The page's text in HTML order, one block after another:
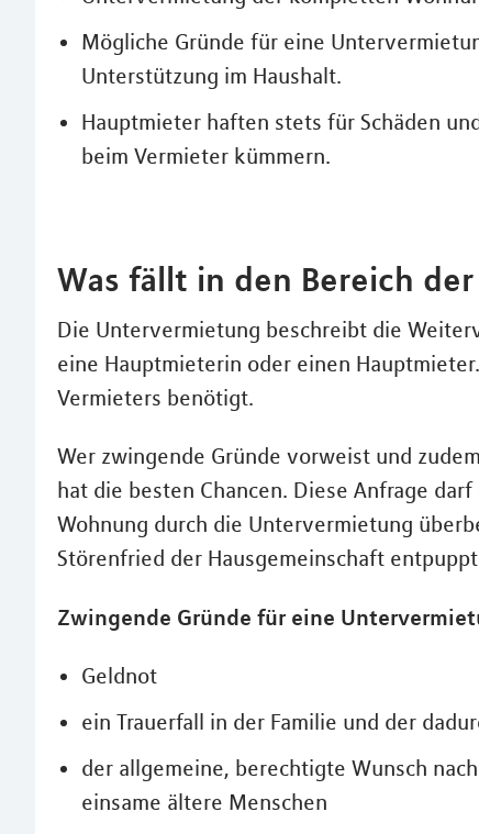
Mögliche Gründe für eine
Unterstützung im Haushalt.
Hauptmieter haften stets für Schäden
beim Vermieter kümmern.
Was fällt in den Bereich
Die Untervermietung beschreibt die
eine Hauptmieterin oder einen
Vermieters benötigt.
Wer zwingende Gründe vorweist und
hat die besten Chancen. Diese Anfrage
Wohnung durch die Untervermietung
Störenfried der Hausgemeinschaft
Zwingende Gründe für eine
Geldnot
ein Trauerfall in der Familie und der
der allgemeine, berechtigte Wunsch
einsame ältere Menschen